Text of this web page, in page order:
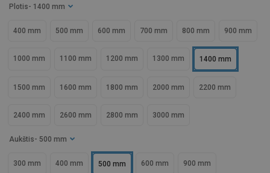
Plotis - 1400 mm
400 mm 500 mm 600 mm 700 mm 800 mm 900 mm
1000 mm 1100 mm 1200 mm 1300 mm 1400 mm
1500 mm 1600 mm 1800 mm 2000 mm 2200 mm
2400 mm 2600 mm 2800 mm 3000 mm
Aukštis - 500 mm
300 mm 400 mm 500 mm 600 mm 900 mm